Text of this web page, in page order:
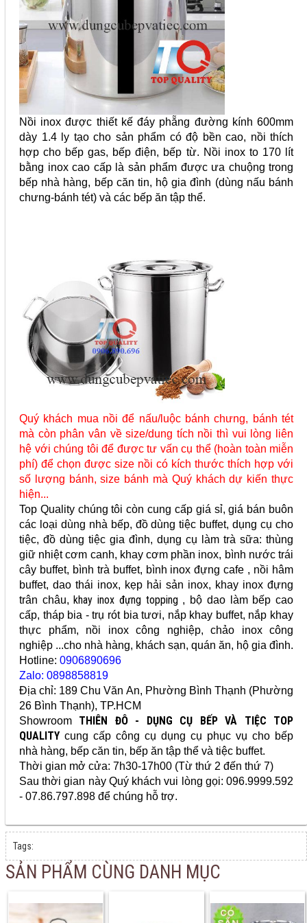
Nồi inox được thiết kế đáy phẵng đường kính 600mm
dày 1.4 ly tạo cho sản phẩm có độ bền cao, nồi thích
hợp cho bếp gas, bếp điện, bếp từ. Nồi inox to 170 lít
bằng inox cao cấp là sản phẩm được ưa chuộng trong
bếp nhà hàng, bếp căn tin, hộ gia đình (dùng nấu bánh
chưng-bánh tét) và các bếp ăn tập thể.
Quý khách mua nồi để nấu/luộc bánh chưng, bánh tét
mà còn phân vân về size/dung tích nồi thì vui lòng liên
hệ với chúng tôi để được tư vấn cụ thể (hoàn toàn miễn
phí) để chọn được size nồi có kích thước thích hợp với
số lượng bánh, size bánh mà Quý khách dự kiến thực
hiện...
Top Quality chúng tôi còn cung cấp giá sỉ, giá bán buôn
các loại dùng nhà bếp, đồ dùng tiệc buffet, dụng cụ cho
tiệc, đồ dùng tiệc gia đình, dụng cụ làm trà sữa: thùng
giữ nhiệt cơm canh, khay cơm phần inox, bình nước trái
cây buffet, bình trà buffet, bình inox đựng cafe , nồi hâm
buffet, dao thái inox, kẹp hải sản inox, khay inox đựng
trân châu, khay inox đựng topping, bộ dao làm bếp cao
cấp, tháp bia - trụ rót bia tươi, nắp khay buffet, nắp khay
thực phẩm, nồi inox công nghiệp, chảo inox công
nghiệp ...cho nhà hàng, khách sạn, quán ăn, hộ gia đình.
Hotline: 0906890696
Zalo: 0898858819
Địa chỉ: 189 Chu Văn An, Phường Bình Thạnh (Phường
26 Bình Thạnh), TP.HCM
Showroom THIÊN ĐÔ - DỤNG CỤ BẾP VÀ TIỆC TOP
QUALITY cung cấp công cụ dụng cụ phục vụ cho bếp
nhà hàng, bếp căn tin, bếp ăn tập thể và tiệc buffet.
Thời gian mở cửa: 7h30-17h00 (Từ thứ 2 đến thứ 7)
Sau thời gian này Quý khách vui lòng gọi: 096.9999.592
- 07.86.797.898 để chúng hỗ trợ.
Tags:
SẢN PHẨM CÙNG DANH MỤC